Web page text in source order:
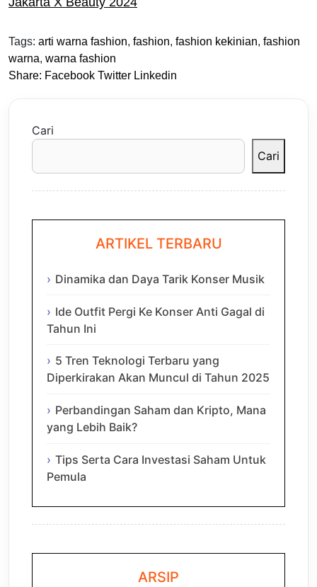
Tags: arti warna fashion, fashion, fashion kekinian, fashion
warna, warna fashion
Share: Facebook Twitter Linkedin
Cari
Cari
ARTIKEL TERBARU
Dinamika dan Daya Tarik Konser Musik
Ide Outfit Pergi Ke Konser Anti Gagal di
Tahun Ini
5 Tren Teknologi Terbaru yang
Diperkirakan Akan Muncul di Tahun 2025
Perbandingan Saham dan Kripto, Mana
yang Lebih Baik?
Tips Serta Cara Investasi Saham Untuk
Pemula
ARSIP